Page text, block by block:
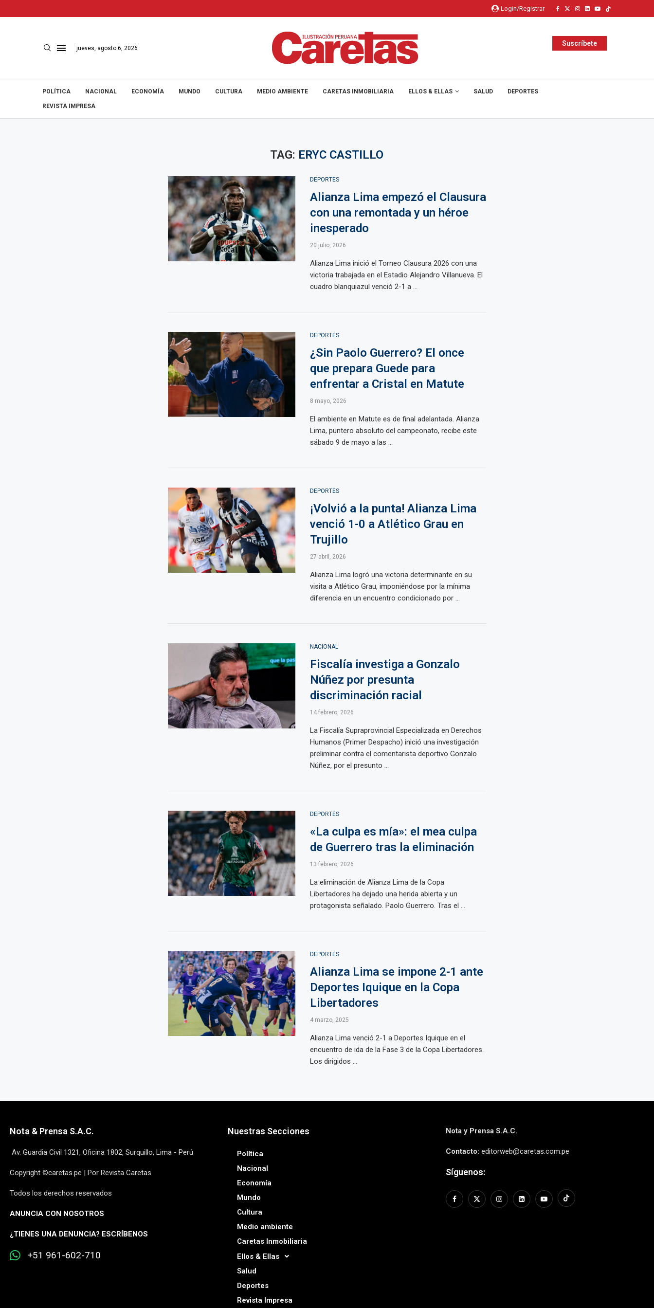
Login/Registrar
jueves, agosto 6, 2026
Suscríbete
POLÍTICA NACIONAL ECONOMÍA MUNDO CULTURA MEDIO AMBIENTE CARETAS INMOBILIARIA ELLOS & ELLAS SALUD DEPORTES
REVISTA IMPRESA
TAG: ERYC CASTILLO
DEPORTES
Alianza Lima empezó el Clausura
con una remontada y un héroe
inesperado
20 julio, 2026
Alianza Lima inició el Torneo Clausura 2026 con una
victoria trabajada en el Estadio Alejandro Villanueva. El
cuadro blanquiazul venció 2-1 a ...
DEPORTES
¿Sin Paolo Guerrero? El once
que prepara Guede para
enfrentar a Cristal en Matute
8 mayo, 2026
El ambiente en Matute es de final adelantada. Alianza
Lima, puntero absoluto del campeonato, recibe este
sábado 9 de mayo a las ...
DEPORTES
¡Volvió a la punta! Alianza Lima
venció 1-0 a Atlético Grau en
Trujillo
27 abril, 2026
Alianza Lima logró una victoria determinante en su
visita a Atlético Grau, imponiéndose por la mínima
diferencia en un encuentro condicionado por ...
NACIONAL
Fiscalía investiga a Gonzalo
Núñez por presunta
discriminación racial
14 febrero, 2026
La Fiscalía Supraprovincial Especializada en Derechos
Humanos (Primer Despacho) inició una investigación
preliminar contra el comentarista deportivo Gonzalo
Núñez, por el presunto ...
DEPORTES
«La culpa es mía»: el mea culpa
de Guerrero tras la eliminación
13 febrero, 2026
La eliminación de Alianza Lima de la Copa
Libertadores ha dejado una herida abierta y un
protagonista señalado. Paolo Guerrero. Tras el ...
DEPORTES
Alianza Lima se impone 2-1 ante
Deportes Iquique en la Copa
Libertadores
4 marzo, 2025
Alianza Lima venció 2-1 a Deportes Iquique en el
encuentro de ida de la Fase 3 de la Copa Libertadores. ​
Los dirigidos ...
Nota & Prensa S.A.C.
Av. Guardia Civil 1321, Oficina 1802, Surquillo, Lima - Perú
Copyright ©caretas.pe | Por Revista Caretas
Todos los derechos reservados
ANUNCIA CON NOSOTROS
¿TIENES UNA DENUNCIA? ESCRÍBENOS
+51 961-602-710
Nuestras Secciones
Política
Nacional
Economía
Mundo
Cultura
Medio ambiente
Caretas Inmobiliaria
Ellos & Ellas
Salud
Deportes
Revista Impresa
Nota y Prensa S.A.C.
Contacto: editorweb@caretas.com.pe
Síguenos: